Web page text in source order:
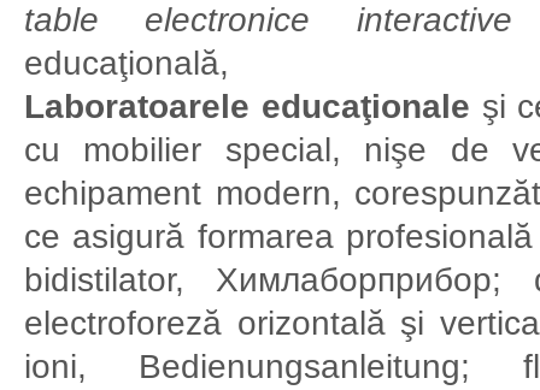
table electronice
educaţională,
Laboratoarele educaţionale şi
cu mobilier special, nişe de
echipament modern,
ce asigură formarea
bidistilator,
electroforeză orizontală şi
ioni, Bedienungsanleitung;